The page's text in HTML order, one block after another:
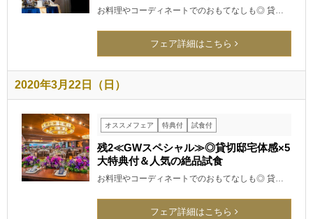
お料理やコーディネートでのおもてなしも◎ 貸…
フェア詳細はこちら
2020年3月22日（日）
オススメフェア 特典付 試食付
残2≪GWスペシャル≫◎貸切邸宅体感×5
大特典付＆人気の絶品試食
お料理やコーディネートでのおもてなしも◎ 貸…
フェア詳細はこちら